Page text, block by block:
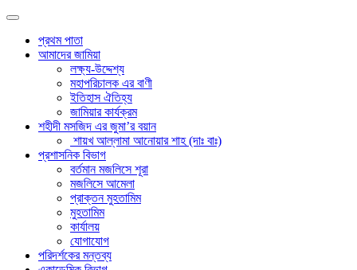
প্রথম পাতা
আমাদের জামিয়া
লক্ষ্য-উদ্দেশ্য
মহাপরিচালক এর বাণী
ইতিহাস ঐতিহ্য
জামিয়ার কার্যক্রম
শহীদী মসজিদ এর জুমা’র বয়ান
শায়খ আল্লামা আনোয়ার শাহ (দাঃ বাঃ)
প্রশাসনিক বিভাগ
বর্তমান মজলিসে শূরা
মজলিসে আমেলা
প্রাক্তন মুহতামিম
মুহতামিম
কার্যালয়
যোগাযোগ
পরিদর্শকের মন্তব্য